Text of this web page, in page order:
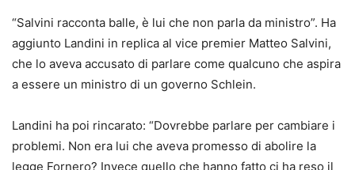
“Salvini racconta balle, è lui che non parla da ministro”. Ha
aggiunto Landini in replica al vice premier Matteo Salvini,
che lo aveva accusato di parlare come qualcuno che aspira
a essere un ministro di un governo Schlein.
Landini ha poi rincarato: “Dovrebbe parlare per cambiare i
problemi. Non era lui che aveva promesso di abolire la
legge Fornero? Invece quello che hanno fatto ci ha reso il